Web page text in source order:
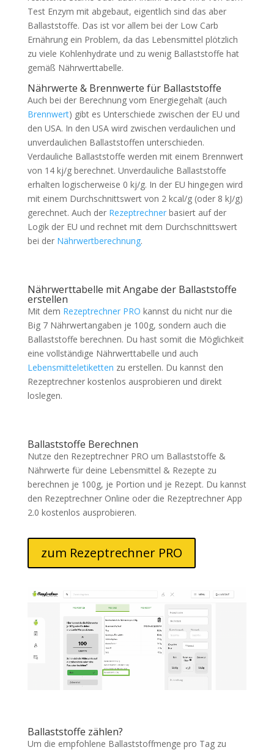
Test Enzym mit abgebaut, eigentlich sind das aber
Ballaststoffe. Das ist vor allem bei der Low Carb
Ernährung ein Problem, da das Lebensmittel plötzlich
zu viele Kohlenhydrate und zu wenig Ballaststoffe hat
gemäß Nährwerttabelle.
Nährwerte & Brennwerte für Ballaststoffe
Auch bei der Berechnung vom Energiegehalt (auch
Brennwert) gibt es Unterschiede zwischen der EU und
den USA. In den USA wird zwischen verdaulichen und
unverdaulichen Ballaststoffen unterschieden.
Verdauliche Ballaststoffe werden mit einem Brennwert
von 14 kj/g berechnet. Unverdauliche Ballaststoffe
erhalten logischerweise 0 kj/g. In der EU hingegen wird
mit einem Durchschnittswert von 2 kcal/g (oder 8 kJ/g)
gerechnet. Auch der Rezeptrechnerbasiert auf der
Logik der EU und rechnet mit dem Durchschnittswert
bei der Nährwertberechnung.
Nährwerttabelle mit Angabe der Ballaststoffe
erstellen
Mit dem Rezeptrechner PRO kannst du nicht nur die
Big 7 Nährwertangaben je 100g, sondern auch die
Ballaststoffe berechnen. Du hast somit die Möglichkeit
eine vollständige Nährwerttabelle und auch
Lebensmitteletiketten zu erstellen. Du kannst den
Rezeptrechner kostenlos ausprobieren und direkt
loslegen.
Ballaststoffe Berechnen
Nutze den Rezeptrechner PRO um Ballaststoffe &
Nährwerte für deine Lebensmittel & Rezepte zu
berechnen je 100g, je Portion und je Rezept. Du kannst
den Rezeptrechner Online oder die Rezeptrechner App
2.0 kostenlos ausprobieren.
zum Rezeptrechner PRO
Ballaststoffe zählen?
Um die empfohlene Ballaststoffmenge pro Tag zu